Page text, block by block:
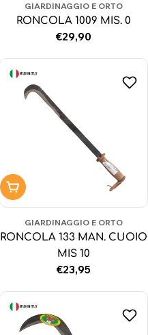
GIARDINAGGIO E ORTO
RONCOLA 1009 MIS. 0
Prezzo
€29,90
Aggiungi al carrello
GIARDINAGGIO E ORTO
RONCOLA 133 MAN. CUOIO
MIS 10
Prezzo
€23,95